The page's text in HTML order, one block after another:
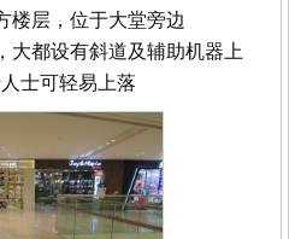
楼层，位于大堂旁边
大都设有斜道及辅助机器上
士可轻易上落